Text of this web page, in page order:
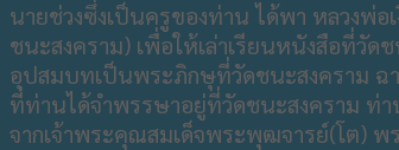
นายช่วงซึ่งเป็นครูของท่าน ได้พา หลวงพ่อ
ชนะสงคราม) เพื่อให้เล่าเรียนหนังสือที่วั
อุปสมบทเป็นพระภิกษุที่วัดชนะสงคราม ฉ
ที่ท่านได้จำพรรษาอยู่ที่วัดชนะสงคราม ท่
จากเจ้าพระคุณสมเด็จพระพุฒจารย์(โต) พ